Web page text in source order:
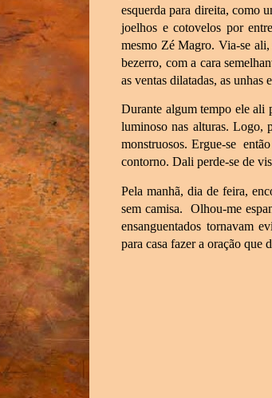
esquerda para direita, como
joelhos e cotovelos por
mesmo Zé Magro. Via-se
bezerro, com a cara
as ventas dilatadas, as
Durante algum tempo ele ali
luminoso nas alturas. Logo,
monstruosos. Ergue-se
contorno. Dali perde-se de
Pela manhã, dia de feira,
sem camisa. Olhou-me
ensanguentados tornavam
para casa fazer a oração que